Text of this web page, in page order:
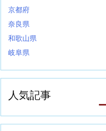
京都府
奈良県
和歌山県
岐阜県
人気記事